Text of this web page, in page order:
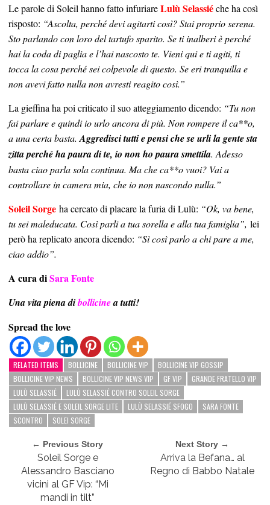
Le parole di Soleil hanno fatto infuriareLulù Selassiéche ha così
risposto: “Ascolta, perché devi agitarti così? Stai proprio serena.
Sto parlando con loro del tartufo sparito. Se ti inalberi è perché
hai la coda di paglia e l’hai nascosto te. Vieni qui e ti agiti, ti
tocca la cosa perché sei colpevole di questo. Se eri tranquilla e
non avevi fatto nulla non avresti reagito così.”
La gieffina ha poi criticato il suo atteggiamento dicendo: “Tu non
fai parlare e quindi io urlo ancora di più. Non rompere il ca**o,
a una certa basta. Aggredisci tutti e pensi che se urli la gente sta
zitta perché ha paura di te, io non ho paura smettila. Adesso
basta ciao parla sola continua. Ma che ca**o vuoi? Vai a
controllare in camera mia, che io non nascondo nulla.”
Soleil Sorge ha cercato di placare la furia di Lulù: “Ok, va bene,
tu sei maleducata. Così parli a tua sorella e alla tua famiglia”, lei
però ha replicato ancora dicendo: “Sì così parlo a chi pare a me,
ciao addio”.
A cura diSara Fonte
Una vita piena dibollicinea tutti!
Spread the love
RELATED ITEMS BOLLICINE BOLLICINE VIP
BOLLICINE VIP GOSSIP
BOLLICINE VIP NEWS
BOLLICINE VIP NEWS VIP GF VIP
GRANDE FRATELLO VIP
LULÙ SELASSIÉ
LULÙ SELASSIÉ CONTRO SOLEIL SORGE
LULÙ SELASSIÉ E SOLEIL SORGE LITE
LULÙ SELASSIÉ SFOGO
SARA FONTE
SCONTRO
SOLEI SORGE
← Previous Story
Soleil Sorge e
Alessandro Basciano
vicini al GF Vip: “Mi
mandi in tilt”
Next Story →
Arriva la Befana… al
Regno di Babbo Natale